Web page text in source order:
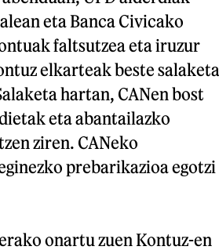
eta Banca Civicako
faltsutzea eta iruzur
elkarteak beste salaketa
hartan, CANen bost
eta abantailazko
ziren. CANeko
prebarikazioa egotzi
onartu zuen Kontuz-en